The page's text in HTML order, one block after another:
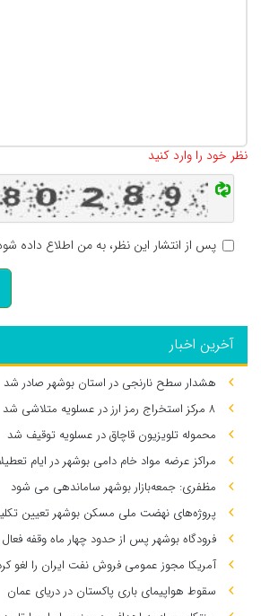
نظر خود را وارد کنید
پس از انتشار این نظر، به من اطلاع داده
آخرین اخبار
هشدار سطح نارنجی در استان بوشهر صادر شد
۸ مرکز استخراج رمز ارز در عسلویه متلاشی شد
محموله تلویزیون قاچاق در عسلویه توقیف شد
مراکز عرضه مواد خام دامی بوشهر در ایام
مظفری: جمعه‌بازار بوشهر ساماندهی می‌ شود
پروژه‌های نهضت ملی مسکن بوشهر تعیین
فرودگاه بوشهر پس از حدود چهار ماه وقفه
آمریکا مجوز عمومی فروش نفت ایران را لغو
سقوط هواپیمای باری پاکستان در دریای عمان